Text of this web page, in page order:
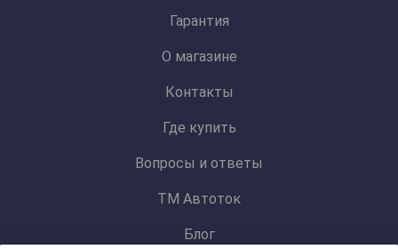
Гарантия
О магазине
Контакты
Где купить
Вопросы и ответы
ТМ Автоток
Блог